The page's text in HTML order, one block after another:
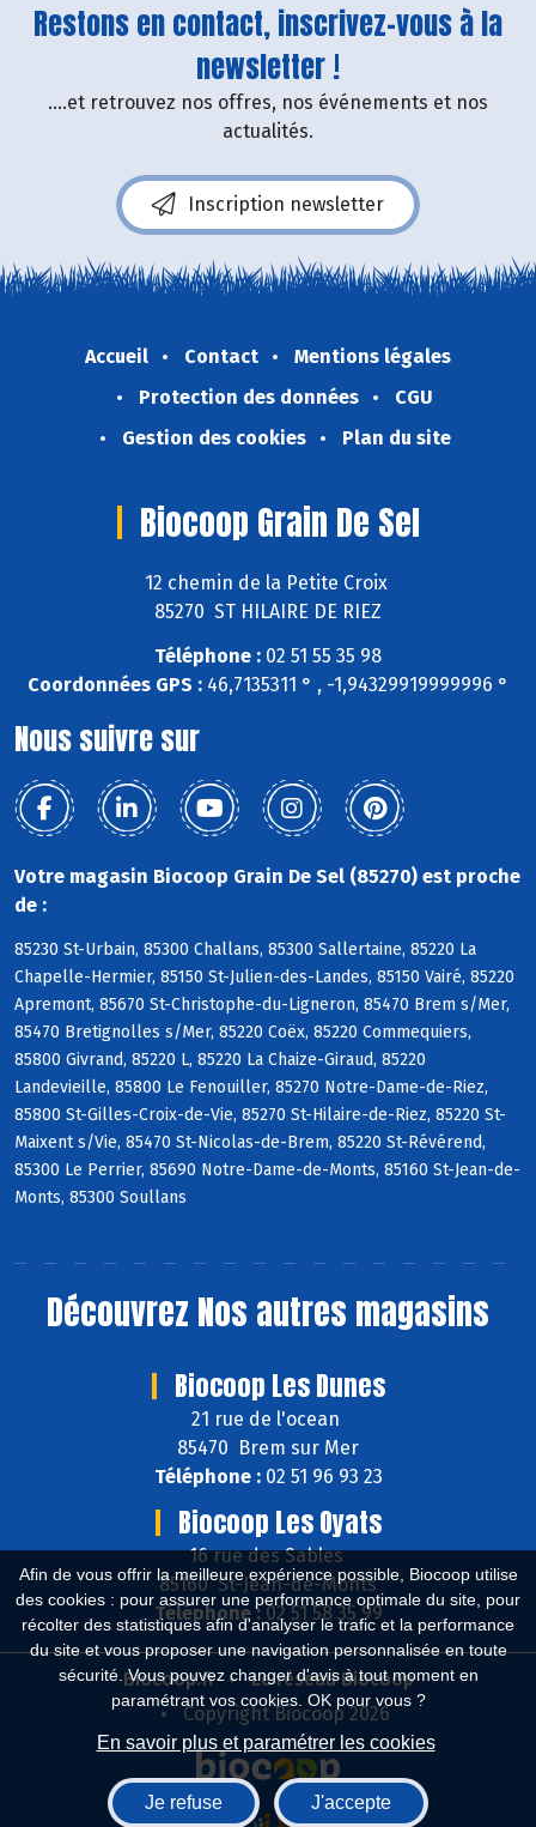
Afin de vous offrir la meilleure expérience possible, Biocoop utilise
des cookies : pour assurer une performance optimale du site, pour
récolter des statistiques afin d'analyser le trafic et la performance
du site et vous proposer une navigation personnalisée en toute
sécurité. Vous pouvez changer d'avis à tout moment en
paramétrant vos cookies. OK pour vous ?
En savoir plus et paramétrer les cookies
Je refuse J'accepte
Restons en contact, inscrivez-vous à la
newsletter !
....et retrouvez nos offres, nos événements et nos
actualités.
Inscription newsletter
Accueil Contact
Mentions légales
Protection des données
CGU
Gestion des cookies
Plan du site
Biocoop Grain De Sel
12 chemin de la Petite Croix
85270 ST HILAIRE DE RIEZ
Téléphone : 02 51 55 35 98
Coordonnées GPS : 46,7135311 ° , -1,94329919999996 °
Nous suivre sur
Votre magasin Biocoop Grain De Sel (85270) est proche
de :
85230 St-Urbain, 85300 Challans, 85300 Sallertaine, 85220 La
Chapelle-Hermier, 85150 St-Julien-des-Landes, 85150 Vairé, 85220
Apremont, 85670 St-Christophe-du-Ligneron, 85470 Brem s/Mer,
85470 Bretignolles s/Mer, 85220 Coëx, 85220 Commequiers,
85800 Givrand, 85220 L, 85220 La Chaize-Giraud, 85220
Landevieille, 85800 Le Fenouiller, 85270 Notre-Dame-de-Riez,
85800 St-Gilles-Croix-de-Vie, 85270 St-Hilaire-de-Riez, 85220 St-
Maixent s/Vie, 85470 St-Nicolas-de-Brem, 85220 St-Révérend,
85300 Le Perrier, 85690 Notre-Dame-de-Monts, 85160 St-Jean-de-
Monts, 85300 Soullans
Découvrez Nos autres magasins
Biocoop Les Dunes
21 rue de l'ocean
85470 Brem sur Mer
Téléphone :02 51 96 93 23
Biocoop Les Oyats
16 rue des Sables
85160 St-Jean-de-Monts
Téléphone :02 51 58 35 99
Biocoop.fr
Le réseau Biocoop
Copyright Biocoop 2026